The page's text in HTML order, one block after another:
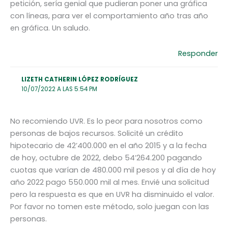
petición, sería genial que pudieran poner una gráfica
con líneas, para ver el comportamiento año tras año
en gráfica. Un saludo.
Responder
LIZETH CATHERIN LÓPEZ RODRÍGUEZ
10/07/2022 A LAS 5:54 PM
No recomiendo UVR. Es lo peor para nosotros como
personas de bajos recursos. Solicité un crédito
hipotecario de 42’400.000 en el año 2015 y a la fecha
de hoy, octubre de 2022, debo 54’264.200 pagando
cuotas que varían de 480.000 mil pesos y al día de hoy
año 2022 pago 550.000 mil al mes. Envié una solicitud
pero la respuesta es que en UVR ha disminuido el valor.
Por favor no tomen este método, solo juegan con las
personas.